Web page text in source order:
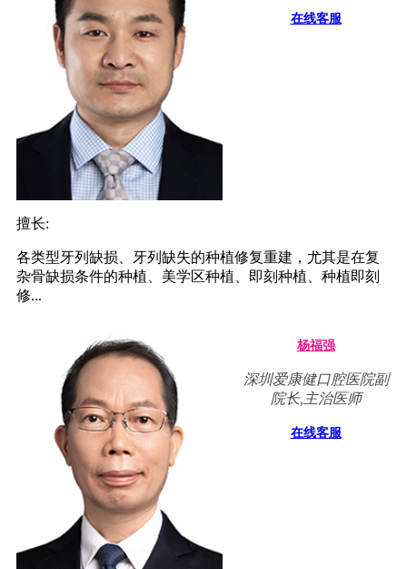
在线客服
擅长:
各类型牙列缺损、牙列缺失的种植修复重建，尤其是在复
杂骨缺损条件的种植、美学区种植、即刻种植、种植即刻
修...
杨福强
深圳爱康健口腔医院副
院长,主治医师
在线客服